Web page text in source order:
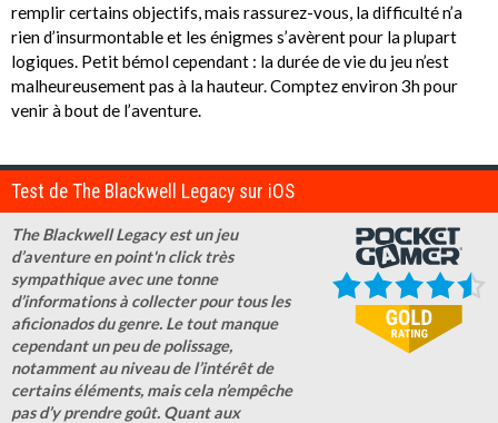
remplir certains objectifs, mais rassurez-vous, la difficulté n’a
rien d’insurmontable et les énigmes s’avèrent pour la plupart
logiques. Petit bémol cependant : la durée de vie du jeu n’est
malheureusement pas à la hauteur. Comptez environ 3h pour
venir à bout de l’aventure.
Test de The Blackwell Legacy sur iOS
The Blackwell Legacy est un jeu
d’aventure en point'n click très
sympathique avec une tonne
d’informations à collecter pour tous les
aficionados du genre. Le tout manque
cependant un peu de polissage,
notamment au niveau de l’intérêt de
certains éléments, mais cela n’empêche
pas d’y prendre goût. Quant aux